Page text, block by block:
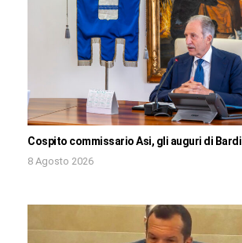
Cospito commissario Asi, gli auguri di Bardi
8 Agosto 2026